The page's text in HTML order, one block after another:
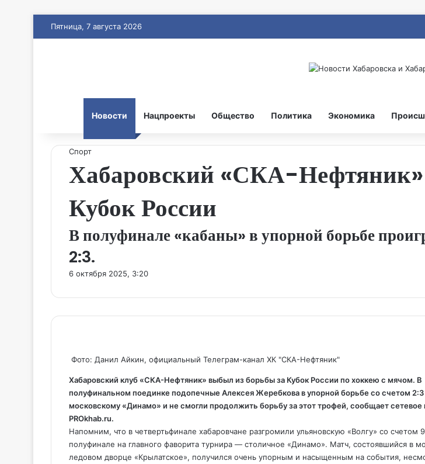
Пятница, 7 августа 2026
Новости Нацпроекты Общество Политика Экономика
Спорт
Хабаровский «СКА-
Кубок России
В полуфинале «кабаны» в упорной борьбе
2:3.
6 октября 2025, 3:20
Фото: Данил Айкин, официальный Телеграм-канал ХК "СКА-Нефтяник"
Хабаровский клуб «СКА-Нефтяник» выбыл из борьбы за Кубок России по хоккею с мячом. В
полуфинальном поединке подопечные Алексея Жеребкова в упорной борьбе со счетом 2:3
московскому «Динамо» и не смогли продолжить борьбу за этот трофей, сообщает сетевое
PROkhab.ru.
Напомним, что в четвертьфинале хабаровчане разгромили ульяновскую «Волгу» со счетом
полуфинале на главного фаворита турнира — столичное «Динамо». Матч, состоявшийся в
ледовом дворце «Крылатское», получился очень упорным и насыщенным на события,